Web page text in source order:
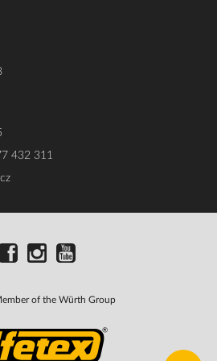
432 311
of the Würth Group